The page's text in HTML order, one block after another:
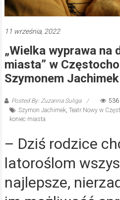
11 września, 2022
„Wielka wyprawa na
miasta” w
Szymonem Jachimek
Posted By: Zuzanna Suliga
536
Szymon Jachimek, Teatr Nowy w
koniec miasta
– Dziś rodzice
latoroślom
najlepsze,